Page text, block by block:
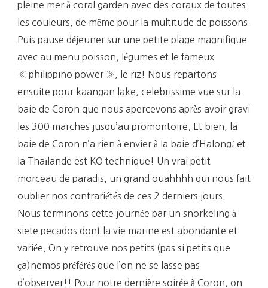
pleine mer à coral garden avec des coraux de toutes
les couleurs, de même pour la multitude de poissons.
Puis pause déjeuner sur une petite plage magnifique
avec au menu poisson, légumes et le fameux
« philippino power », le riz! Nous repartons
ensuite pour kaangan lake, celebrissime vue sur la
baie de Coron que nous apercevons après avoir gravi
les 300 marches jusqu’au promontoire. Et bien, la
baie de Coron n’a rien à envier à la baie d’Halong; et
la Thaïlande est KO technique! Un vrai petit
morceau de paradis, un grand ouahhhh qui nous fait
oublier nos contrariétés de ces 2 derniers jours.
Nous terminons cette journée par un snorkeling à
siete pecados dont la vie marine est abondante et
variée. On y retrouve nos petits (pas si petits que
ça)nemos préférés que l’on ne se lasse pas
d’observer!! Pour notre dernière soirée à Coron, on